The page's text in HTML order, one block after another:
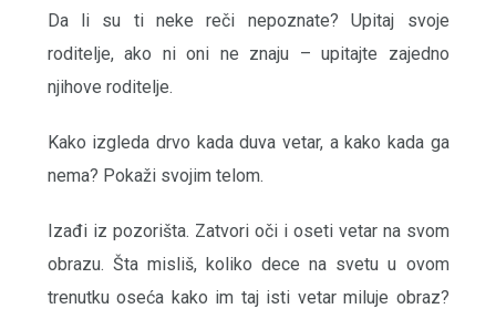
Da li su ti neke reči nepoznate? Upitaj svoje
roditelje, ako ni oni ne znaju – upitajte zajedno
njihove roditelje.
Kako izgleda drvo kada duva vetar, a kako kada ga
nema? Pokaži svojim telom.
Izađi iz pozorišta. Zatvori oči i oseti vetar na svom
obrazu. Šta misliš, koliko dece na svetu u ovom
trenutku oseća kako im taj isti vetar miluje obraz?